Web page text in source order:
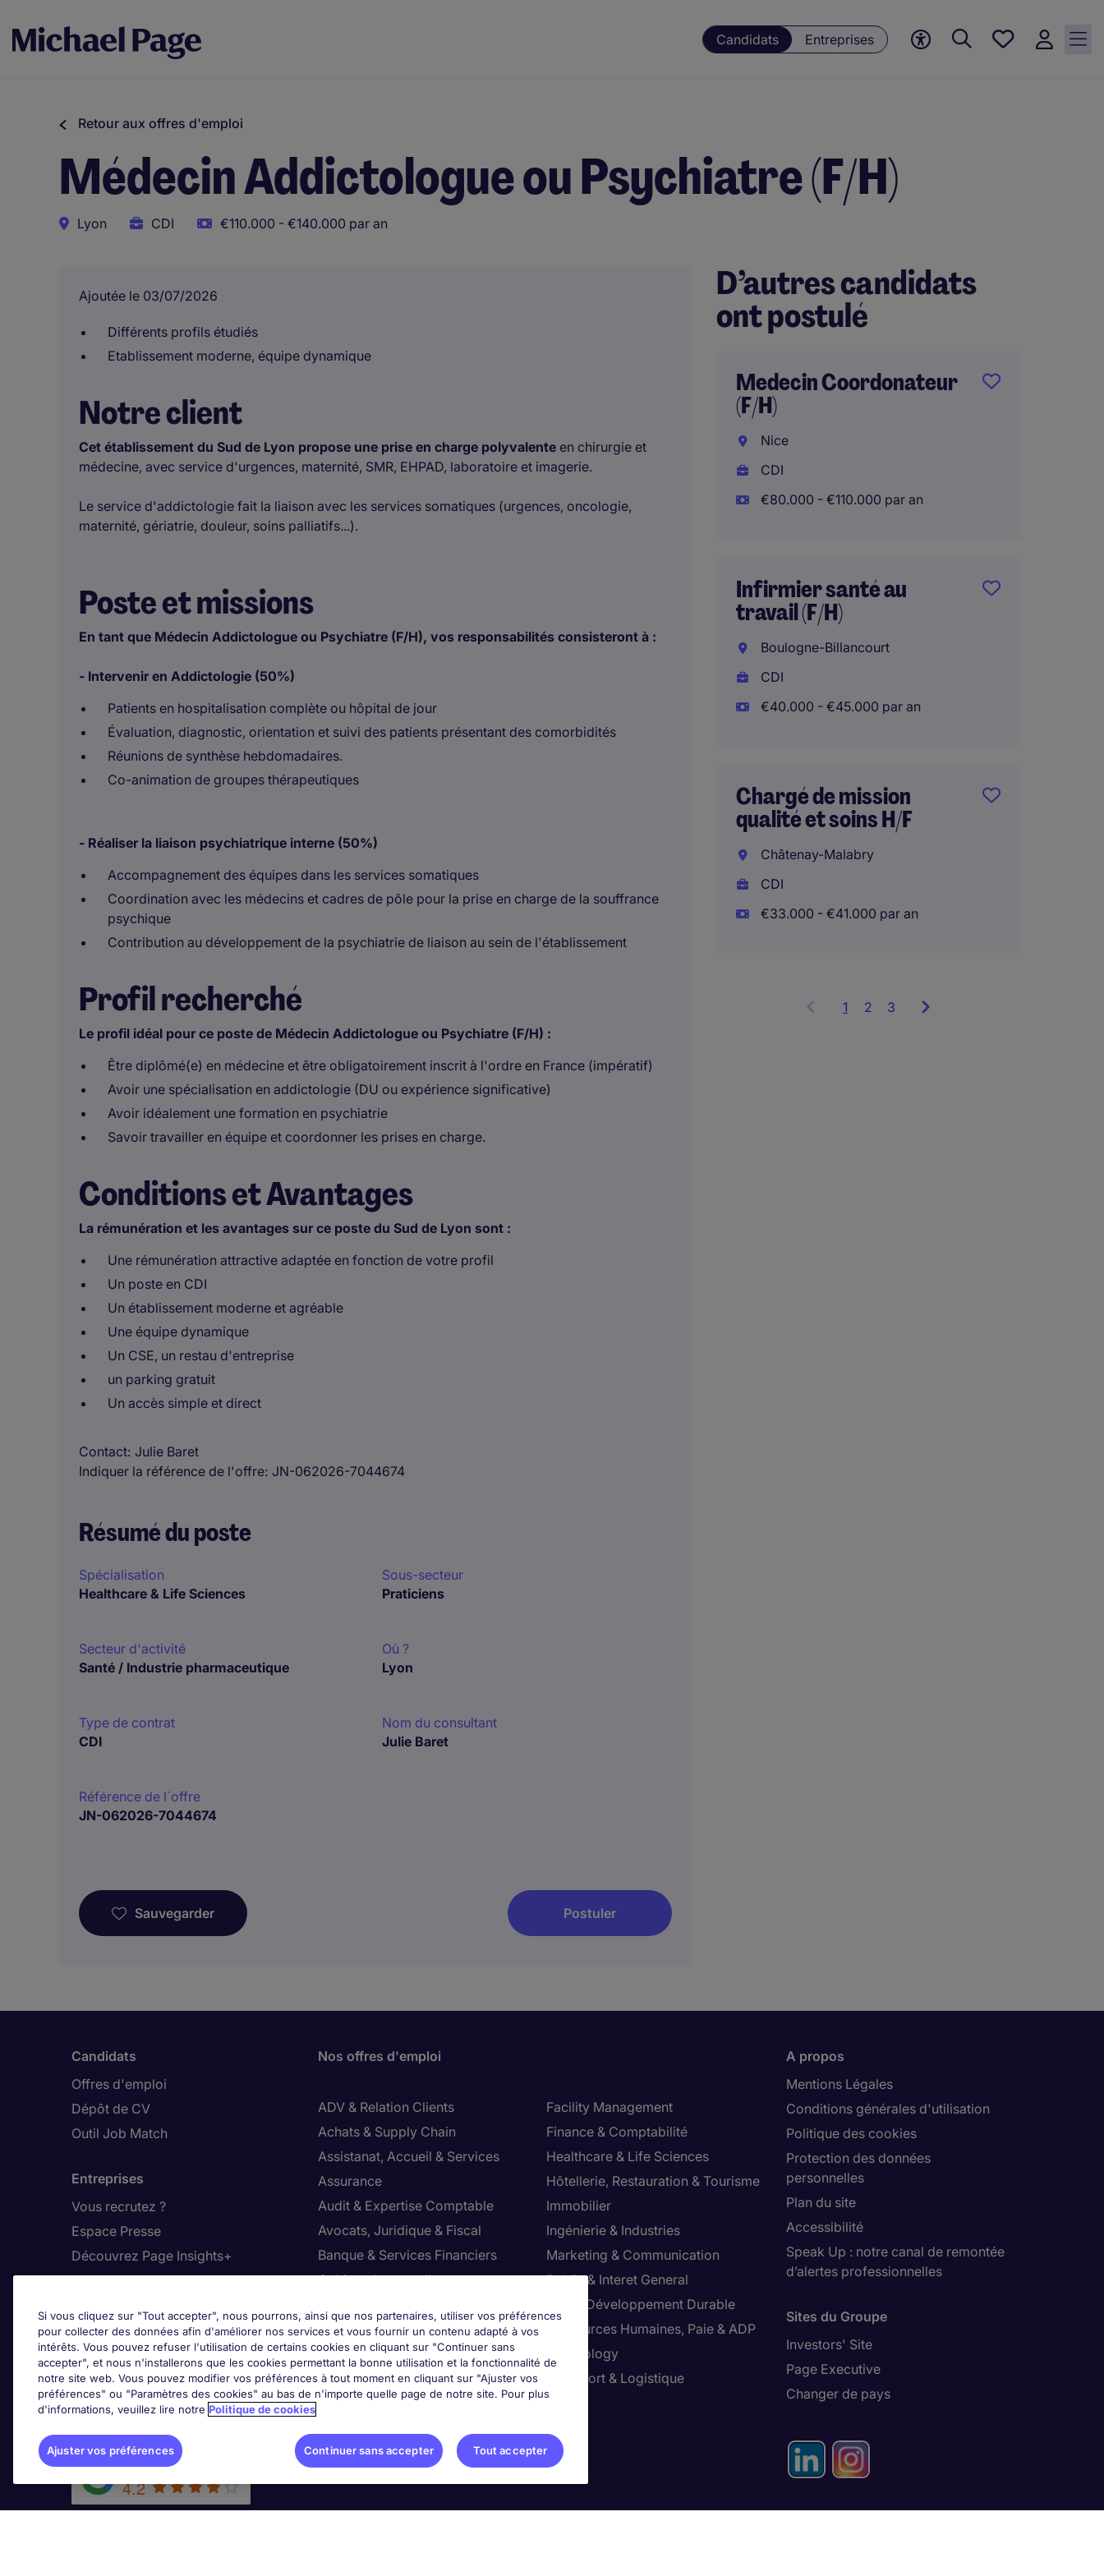
Candidats Entreprises
Mes offres, 0
Retour aux offres d'emploi
Médecin Addictologue ou Psychiatre (F/H)
Lyon CDI €110.000 - €140.000 par an
Ajoutée le 03/07/2026
Différents profils étudiés
Etablissement moderne, équipe dynamique
Notre client
Cet établissement du Sud de Lyon propose une prise en charge polyvalente en chirurgie et
médecine, avec service d'urgences, maternité, SMR, EHPAD, laboratoire et imagerie.
Le service d'addictologie fait la liaison avec les services somatiques (urgences, oncologie,
maternité, gériatrie, douleur, soins palliatifs...).
Poste et missions
En tant que Médecin Addictologue ou Psychiatre (F/H), vos responsabilités consisteront à :
- Intervenir en Addictologie (50%)
Patients en hospitalisation complète ou hôpital de jour
Évaluation, diagnostic, orientation et suivi des patients présentant des comorbidités
Réunions de synthèse hebdomadaires.
Co-animation de groupes thérapeutiques
- Réaliser la liaison psychiatrique interne (50%)
Accompagnement des équipes dans les services somatiques
Coordination avec les médecins et cadres de pôle pour la prise en charge de la souffrance
psychique
Contribution au développement de la psychiatrie de liaison au sein de l'établissement
Profil recherché
Le profil idéal pour ce poste de Médecin Addictologue ou Psychiatre (F/H) :
Être diplômé(e) en médecine et être obligatoirement inscrit à l'ordre en France (impératif)
Avoir une spécialisation en addictologie (DU ou expérience significative)
Avoir idéalement une formation en psychiatrie
Savoir travailler en équipe et coordonner les prises en charge.
Conditions et Avantages
La rémunération et les avantages sur ce poste du Sud de Lyon sont :
Une rémunération attractive adaptée en fonction de votre profil
Un poste en CDI
Un établissement moderne et agréable
Une équipe dynamique
Un CSE, un restau d'entreprise
un parking gratuit
Un accès simple et direct
Contact Julie Baret
Indiquer la référence de l'offre JN-062026-7044674
Résumé du poste
Spécialisation
Healthcare & Life Sciences
Sous-secteur
Praticiens
Secteur d'activité
Santé / Industrie pharmaceutique
Où ?
Lyon
Type de contrat
CDI
Nom du consultant
Julie Baret
Référence de l´offre
JN-062026-7044674
Sauvegarder Postuler
D’autres candidats
ont postulé
Medecin Coordonateur
(F/H)
Nice
CDI
€80.000 - €110.000 par an
Infirmier santé au
travail (F/H)
Boulogne-Billancourt
CDI
€40.000 - €45.000 par an
Chargé de mission
qualité et soins H/F
Châtenay-Malabry
CDI
€33.000 - €41.000 par an
1 Showing
2 3
Candidats
Offres d'emploi
Dépôt de CV
Outil Job Match
Entreprises
Vous recrutez ?
Espace Presse
Découvrez Page Insights+
Nos bureaux en France
Nous contacter
Nous rejoindre
Google Rating
4.2
Nos offres d'emploi
ADV & Relation Clients
Achats & Supply Chain
Assistanat, Accueil & Services
Assurance
Audit & Expertise Comptable
Avocats, Juridique & Fiscal
Banque & Services Financiers
Cabinet de conseil
Construction
Dirigeants
Distribution & Commerce
Facility Management
Finance & Comptabilité
Healthcare & Life Sciences
Hôtellerie, Restauration & Tourisme
Immobilier
Ingénierie & Industries
Marketing & Communication
Public & Interet General
RSE & Développement Durable
Ressources Humaines, Paie & ADP
Technology
Transport & Logistique
A propos
Mentions Légales
Conditions générales d'utilisation
Politique des cookies
Protection des données
personnelles
Plan du site
Accessibilité
Speak Up : notre canal de remontée
d’alertes professionnelles
Sites du Groupe
Investors' Site
Page Executive
Changer de pays
Si vous cliquez sur "Tout accepter", nous pourrons, ainsi que nos partenaires, utiliser vos préférences
pour collecter des données afin d'améliorer nos services et vous fournir un contenu adapté à vos
intérêts. Vous pouvez refuser l'utilisation de certains cookies en cliquant sur "Continuer sans
accepter", et nous n'installerons que les cookies permettant la bonne utilisation et la fonctionnalité de
notre site web. Vous pouvez modifier vos préférences à tout moment en cliquant sur "Ajuster vos
préférences" ou "Paramètres des cookies" au bas de n'importe quelle page de notre site. Pour plus
d'informations, veuillez lire notre Politique de cookies
Ajuster vos préférences Continuer sans accepter Tout accepter